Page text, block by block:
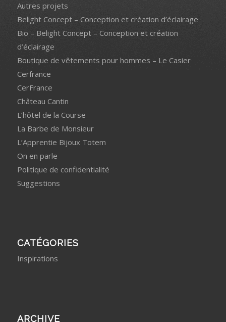
Autres projets
Belight Concept – Conception et création d’éclairage
Bio – Belight Concept – Conception et création
d’éclairage
Boutique de vêtements pour hommes – Le Casier
Cerfrance
CerFrance
Château Cantin
L’hôtel de la Course
La Barbe de Monsieur
L’Apprentie Bijoux Totem
On en parle
Politique de confidentialité
Suggestions
CATÉGORIES
Inspirations
ARCHIVE